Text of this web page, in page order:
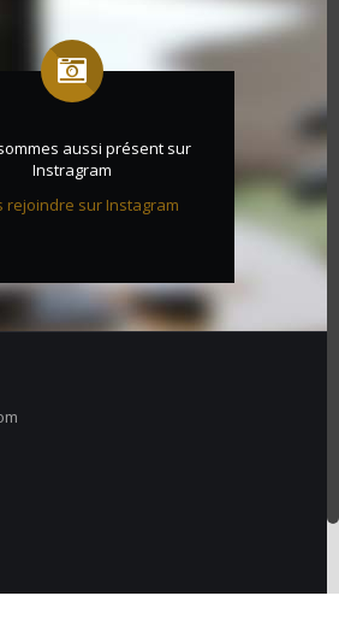
aussi présent sur
Instragram
rejoindre sur Instagram